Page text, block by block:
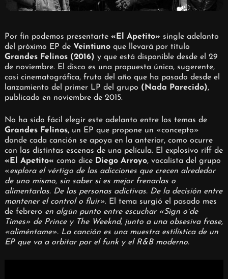
Por fin podemos presentarte«El Apetito» single adelanto
del próximo EP de Veintiuno que llevará por título
Grandes Felinos (2016) y que está disponible desde el 29
de noviembre. El disco es una propuesta única, sugerente,
casi cinematográfica, fruto del año que ha pasado desde el
lanzamiento del primer LP del grupo (Nada Parecido),
publicado en noviembre de 2015.
No ha sido fácil elegir este adelanto entre los temas de
Grandes Felinos,un EP que propone un «concepto»
donde cada canción se apoya en la anterior, como ocurre
con las distintas escenas de una película. El explosivo riff de
«El Apetito« como dice Diego Arroyo, vocalista del grupo
«explora el vértigo de las adicciones que crecen alrededor
de uno mismo, sin saber si es mejor frenarlas o
alimentarlas. De las personas adictivas. De la decisión entre
mantener el control o fluir». El tema surgió el pasado mes
de febrero en algún punto entre escuchar «Sign o´de
Times» de Prince y The Weeknd, junto a una obsesiva frase,
«aliméntame». La canción es una muestra estilística de un
EP que va a orbitar por el funk y el R&B moderno.